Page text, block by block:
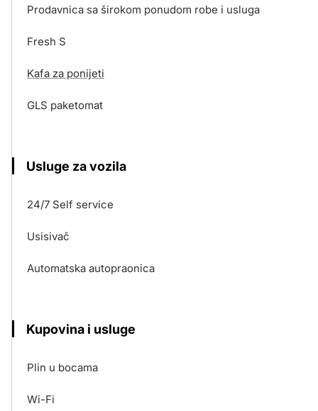
Prodavnica sa širokom ponudom robe i usluga
Fresh S
Kafa za ponijeti
GLS paketomat
Usluge za vozila
24/7 Self service
Usisivač
Automatska autopraonica
Kupovina i usluge
Plin u bocama
Wi-Fi